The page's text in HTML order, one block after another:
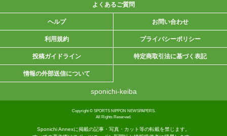
よくあるご質問
ヘルプ お問い合わせ
利用規約 プライバシーポリシー
投稿ガイドライン 特定商取引法に基づく表記
情報の外部送信について
sponichi-keiba
Copyright © SPORTS NIPPON NEWSPAPERS.
All Rights Reserved.
Sponichi Annexに掲載の記事・写真・カット等の転載を禁じます。